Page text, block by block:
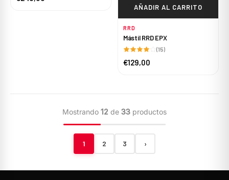
AÑADIR AL CARRITO
RRD
Mástil RRD EPX
(15)
€129,00
Mostrando 12 de 33 productos
1 2 3 ›